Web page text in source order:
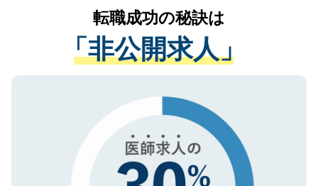
は、個人情報の取り扱いについての厳密な
管理基準を満たした事業者のみに付与され
る、プライバシーマークを取得済みです。
ご登録いただいた個人情報は、SSL（デー
で、機密保持に関してもご安心ください。
かがいして、現在の医療機関の状況や紹介
経験をまじえながら、適切なアドバイスを
させていただきます。すぐにご転職をされ
ない方には、長期的なサポートが可能です
ので、まずはご登録ください。
転職成功の秘訣は
「非公開求人」